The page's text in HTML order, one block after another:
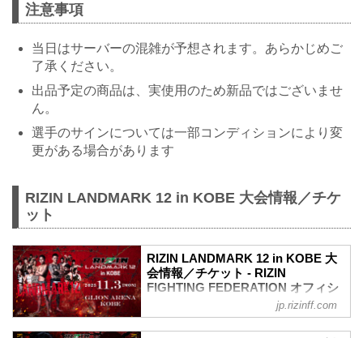
注意事項
当日はサーバーの混雑が予想されます。あらかじめご
了承ください。
出品予定の商品は、実使用のため新品ではございませ
ん。
選手のサインについては一部コンディションにより変
更がある場合があります
RIZIN LANDMARK 12 in KOBE 大会情報／チケ
ット
RIZIN LANDMARK 12 in KOBE 大
会情報／チケット - RIZIN
FIGHTING FEDERATION オフィシ
jp.rizinff.com